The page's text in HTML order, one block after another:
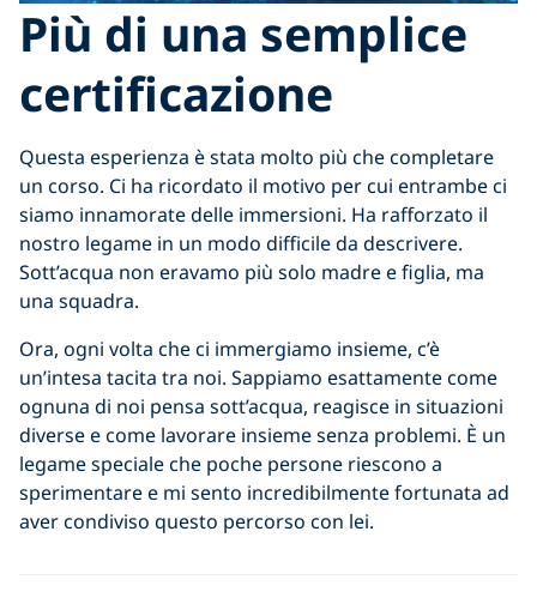
Più di una semplice
certificazione
Questa esperienza è stata molto più che completare
un corso. Ci ha ricordato il motivo per cui entrambe ci
siamo innamorate delle immersioni. Ha rafforzato il
nostro legame in un modo difficile da descrivere.
Sott’acqua non eravamo più solo madre e figlia, ma
una squadra.
Ora, ogni volta che ci immergiamo insieme, c’è
un’intesa tacita tra noi. Sappiamo esattamente come
ognuna di noi pensa sott’acqua, reagisce in situazioni
diverse e come lavorare insieme senza problemi. È un
legame speciale che poche persone riescono a
sperimentare e mi sento incredibilmente fortunata ad
aver condiviso questo percorso con lei.